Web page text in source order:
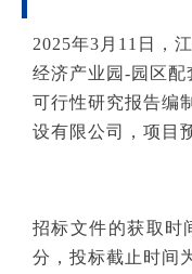
2025年3月11日，
经济产业园-园区配
可行性研究报告编
设有限公司，项目
招标文件的获取时
分，投标截止时间